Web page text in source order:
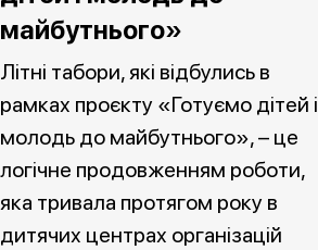
майбутнього»
Літні табори, які відбулись в
рамках проєкту «Готуємо дітей і
молодь до майбутнього», – це
логічне продовженням роботи,
яка тривала протягом року в
дитячих центрах організацій